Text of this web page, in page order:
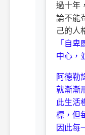
過十年
論不能
己的人
「自
中心，
阿德勒
就漸漸
此生活
標，但
因此每